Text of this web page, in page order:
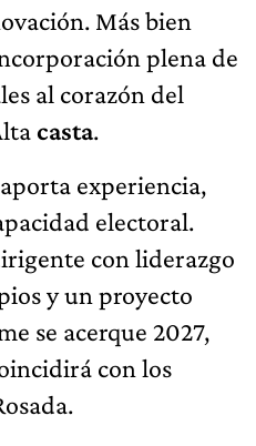
Más bien
plena de
al corazón del
casta.
experiencia,
electoral.
con liderazgo
y un proyecto
se acerque 2027,
con los